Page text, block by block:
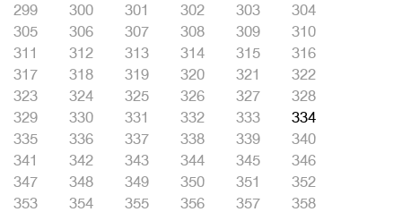
299
300 301 302 303
304
305
306 307 308 309
310
311
312 313 314 315
316
317
318 319 320 321
322
323
324 325 326 327
328
329
330 331 332 333
334
335
336 337 338 339
340
341
342 343 344 345
346
347
348 349 350 351
352
353
354 355 356 357
358